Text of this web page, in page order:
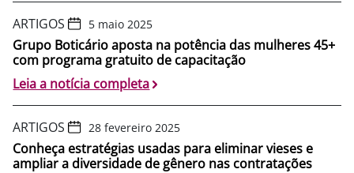
ARTIGOS 5 maio 2025
Grupo Boticário aposta na potência das mulheres 45+
com programa gratuito de capacitação
Leia a notícia completa
ARTIGOS 28 fevereiro 2025
Conheça estratégias usadas para eliminar vieses e
ampliar a diversidade de gênero nas contratações